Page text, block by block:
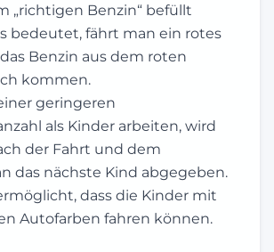
„richtigen Benzin“ befüllt
bedeutet, fährt man ein rotes
Benzin aus dem roten
kommen.
geringeren
als Kinder arbeiten, wird
der Fahrt und dem
das nächste Kind abgegeben.
dass die Kinder mit
Autofarben fahren können.